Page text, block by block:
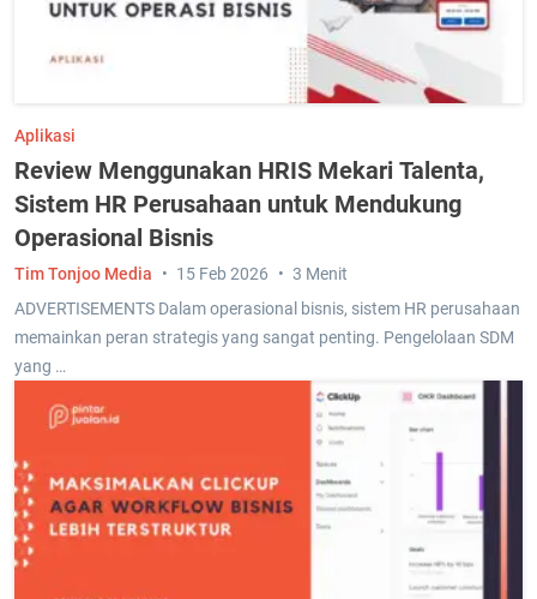
Aplikasi
Review Menggunakan HRIS Mekari Talenta,
Sistem HR Perusahaan untuk Mendukung
Operasional Bisnis
ADVERTISEMENTS Dalam operasional bisnis, sistem HR perusahaan
memainkan peran strategis yang sangat penting. Pengelolaan SDM
yang …
Tim Tonjoo Media 15 Feb 2026 3 Menit